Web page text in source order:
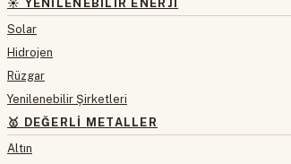
☀️ YENILENEBILIR ENERJI
Solar
Hidrojen
Rüzgar
Yenilenebilir Şirketleri
🥇 DEĞERLI METALLER
Altın